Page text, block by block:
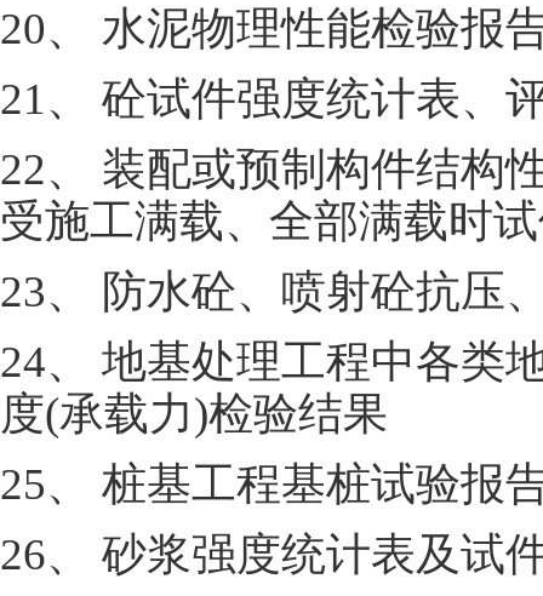
20、 水泥物理性能检验报
21、 砼试件强度统计表、
22、 装配或预制构件结构
受施工满载、全部满载时
23、 防水砼、喷射砼抗压
24、 地基处理工程中各类
度(承载力)检验结果
25、 桩基工程基桩试验报
26、 砂浆强度统计表及试